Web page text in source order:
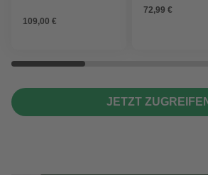
109,00 €
72,99 €
JETZT